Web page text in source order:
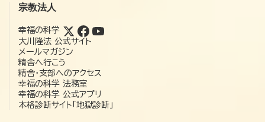
宗教法人
幸福の科学
大川隆法 公式サイト
メールマガジン
精舎へ行こう
精舎・支部へのアクセス
幸福の科学 法務室
幸福の科学 公式アプリ
本格診断サイト「地獄診断」